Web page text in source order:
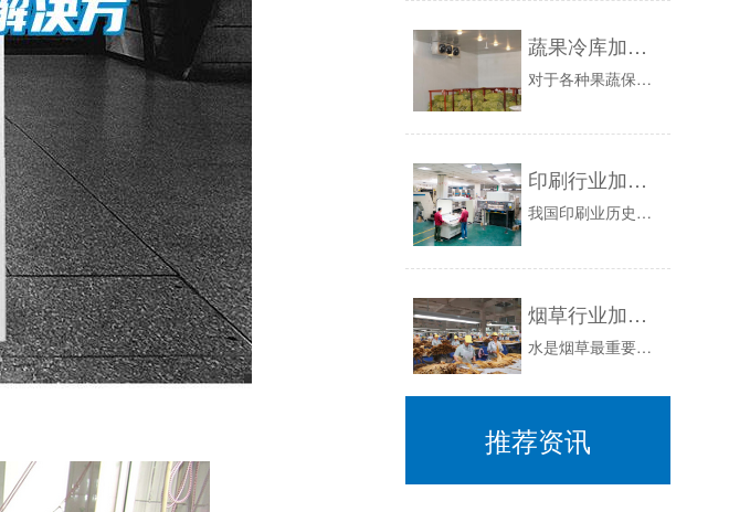
蔬果冷库加湿处理解决方案
对于各种果蔬保鲜冷库，大家可能普遍比较关注库内温度的控制要求，但从GB/T30134-2013《冷库管理规范》中，可知即使是冷藏对库内环境湿...
印刷行业加湿处理湿度控制解决方案
我国印刷业历史悠久，内部细分行业众多，涉及出版业、包装业、纸制品业、塑料业、电子业等，其产品用于国民经济生活的各大领域，对于印刷行业来说，温...
烟草行业加湿处理解决方案
水是烟草最重要的成分之一，通常，新鲜烟叶经烘烤含水量极低，一般在5-8%左右，极易破碎，稍一受力会变成一堆碎渣，细碎的烟草会堵住烟道或直接钻...
推荐资讯